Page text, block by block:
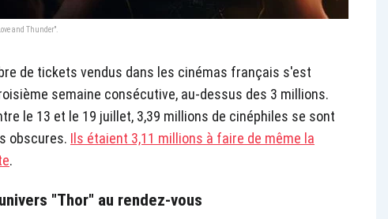
and Thunder".
de tickets vendus dans les cinémas français s'est
semaine consécutive, au-dessus des 3 millions.
le 13 et le 19 juillet, 3,39 millions de cinéphiles se sont
obscures. Ils étaient 3,11 millions à faire de même la
.
"Thor" au rendez-vous